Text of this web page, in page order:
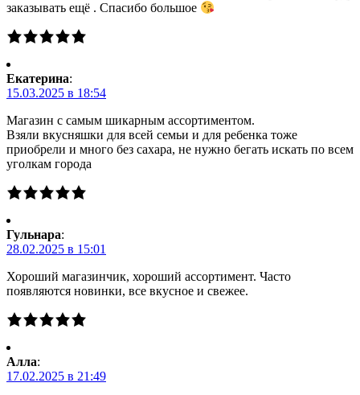
заказывать ещё . Спасибо большое
Екатерина:
15.03.2025 в 18:54
Магазин с самым шикарным ассортиментом.
Взяли вкусняшки для всей семьи и для ребенка тоже
приобрели и много без сахара, не нужно бегать искать по всем
уголкам города
Гульнара:
28.02.2025 в 15:01
Хороший магазинчик, хороший ассортимент. Часто
появляются новинки, все вкусное и свежее.
Алла:
17.02.2025 в 21:49